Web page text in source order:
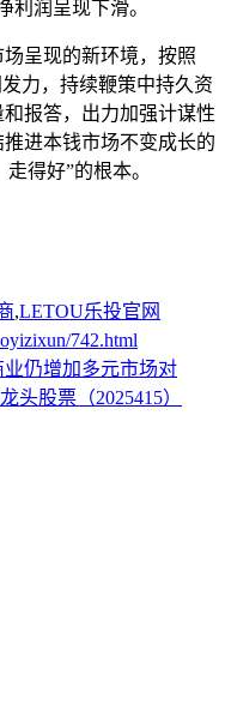
利润呈现下滑。
呈现的新环境，按照
力，持续鞭策中持久资
报答，出力加强计谋性
进本钱市场不变成长的
得好”的根本。
,LETOU乐投官网
742.html
仍增加多元市场对
头股票（2025415）